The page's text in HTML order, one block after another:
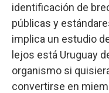
identificación de
públicas y
implica un estudio
lejos está Uruguay
organismo si
convertirse en